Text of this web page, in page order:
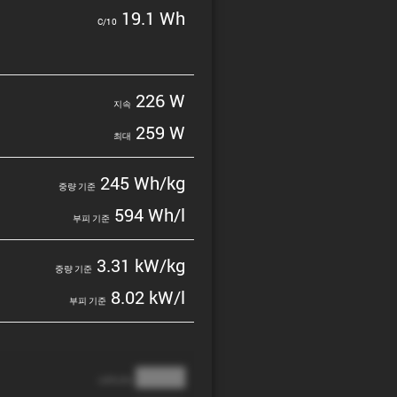
C/10 19.1 Wh
지속 226 W
최대 259 W
중량 기준245 Wh/kg
부피 기준594 Wh/l
중량 기준3.31 kW/kg
부피 기준8.02 kW/l
████